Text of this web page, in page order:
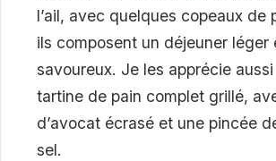
l’ail, avec quelques copeaux de
ils composent un déjeuner léger
savoureux. Je les apprécie
tartine de pain complet grillé,
d’avocat écrasé et une pincée
sel.